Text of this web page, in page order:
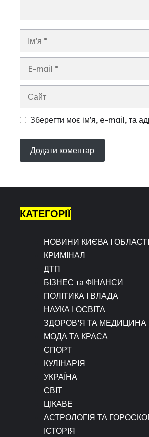
Зберегти моє ім'я, e-mail, та
КАТЕГОРІЇ
НОВИНИ КИЄВА І ОБЛАСТІ
КРИМІНАЛ
ДТП
БІЗНЕС та ФІНАНСИ
ПОЛІТИКА І ВЛАДА
НАУКА І ОСВІТА
ЗДОРОВ’Я ТА МЕДИЦИНА
МОДА ТА КРАСА
СПОРТ
КУЛІНАРІЯ
УКРАЇНА
СВІТ
ЦІКАВЕ
АСТРОЛОГІЯ ТА
ІСТОРІЯ